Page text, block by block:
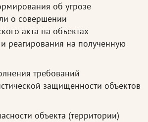
об угрозе
о совершении
акта на объектах
реагирования на полученную
требований
защищенности объектов
объекта (территории)